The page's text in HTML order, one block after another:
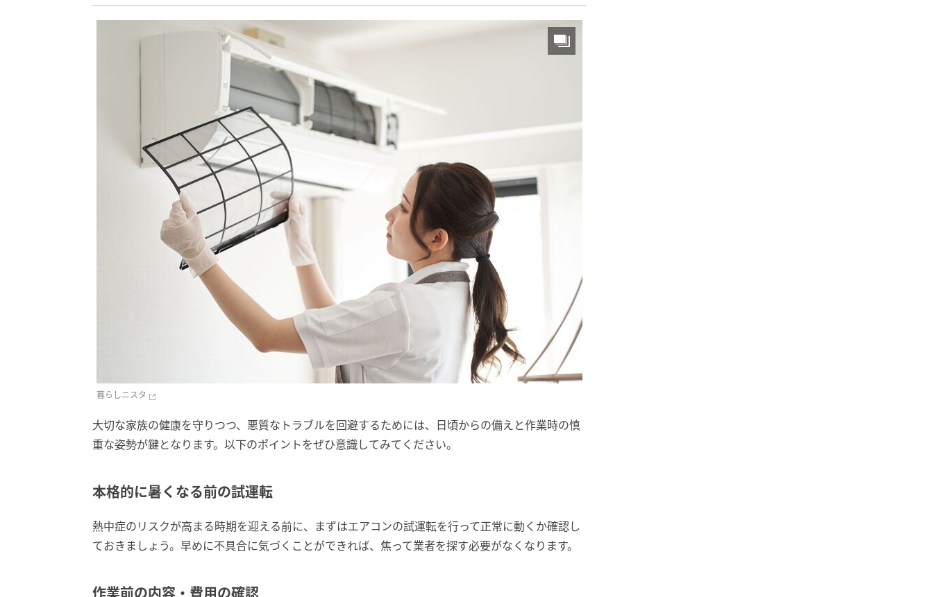
暮らしニスタ
大切な家族の健康を守りつつ、悪質なトラブルを回避するためには、日頃からの備えと作業時の慎
重な姿勢が鍵となります。以下のポイントをぜひ意識してみてください。
本格的に暑くなる前の試運転
熱中症のリスクが高まる時期を迎える前に、まずはエアコンの試運転を行って正常に動くか確認し
ておきましょう。早めに不具合に気づくことができれば、焦って業者を探す必要がなくなります。
作業前の内容・費用の確認